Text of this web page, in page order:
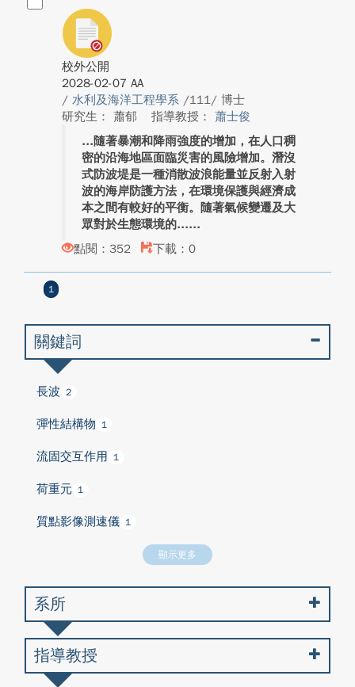
校外公開
2028-02-07 AA
/ 水利及海洋工程學系 /111/ 博士
研究生： 蕭郁
指導教授： 蕭士俊
隨著暴潮和降雨強度的增加，在人口稠
密的沿海地區面臨災害的風險增加。潛沒
式防波堤是一種消散波浪能量並反射入射
波的海岸防護方法，在環境保護與經濟成
本之間有較好的平衡。隨著氣候變遷及大
眾對於生態環境的...
點閱：352
下載：0
1
關鍵詞
長波 2
彈性結構物 1
流固交互作用 1
荷重元 1
質點影像測速儀 1
顯示更多
系所
指導教授